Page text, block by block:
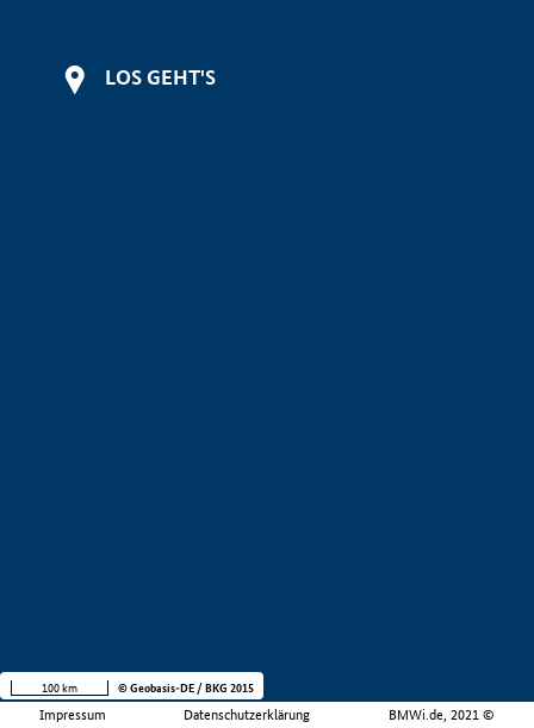
LOS GEHT'S
Impressum Datenschutzerklärung BMWi.de, 2021 ©
100 km © Geobasis-DE / BKG 2015